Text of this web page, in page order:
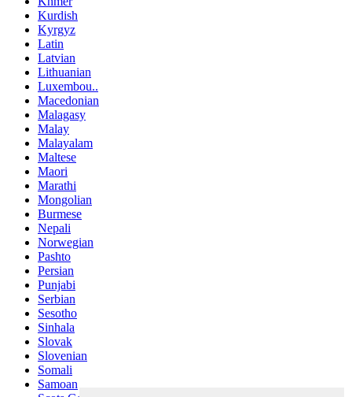
Kurdish
Kyrgyz
Latin
Latvian
Lithuanian
Luxembou..
Macedonian
Malagasy
Malay
Malayalam
Maltese
Maori
Marathi
Mongolian
Burmese
Nepali
Norwegian
Pashto
Persian
Punjabi
Serbian
Sesotho
Sinhala
Slovak
Slovenian
Somali
Samoan